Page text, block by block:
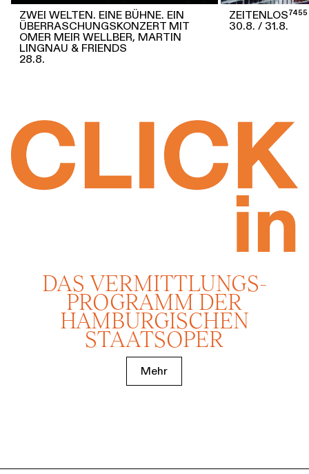
ZWEI WELTEN. EINE BÜHNE. EIN
ÜBERRASCHUNGSKONZERT MIT
OMER MEIR WELLBER, MARTIN
LINGNAU & FRIENDS
28.8.
ZEITENLOS⁷⁴⁵⁵
30.8.
31.8.
DAS VERMITTLUNGS­
PROGRAMM DER
HAMBURGISCHEN
STAATSOPER
Mehr